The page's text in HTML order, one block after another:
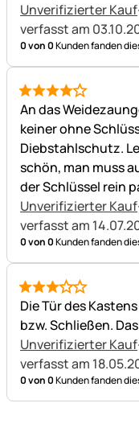
Unverifizierter Kauf
verfasst am
0 von 0Kunden fanden
4 von 5
An das
keiner ohne
Diebstahlschutz.
schön, man muss
der Schlüssel rein
Unverifizierter Kauf
verfasst am
0 von 0Kunden fanden
3 von 5
Die Tür des
bzw. Schließen.
Unverifizierter Kauf
verfasst am
0 von 0Kunden fanden